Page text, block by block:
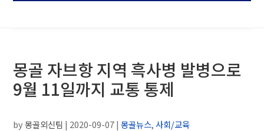
몽골 자브항 지역 흑사병 발병으로
9월 11일까지 교통 통제
by몽골외신팀 | 2020-09-07|몽골뉴스,사회/교육